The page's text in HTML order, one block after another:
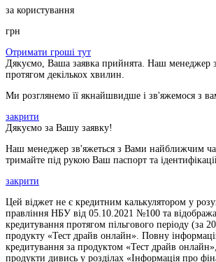
за користування
грн
Отримати гроші тут
Дякуємо, Ваша заявка прийнята. Наш менеджер
протягом декількох хвилин.
Ми розглянемо її якнайшвидше і зв'яжемося з
закрити
Дякуємо за Вашу заявку!
Наш менеджер зв'яжеться з Вами найближчим
тримайте під рукою Ваш паспорт та
закрити
Цей віджет не є кредитним калькулятором у
правління НБУ від 05.10.2021 №100 та
кредитування протягом пільгового періоду (за
продукту «Тест драйв онлайн». Повну
кредитування за продуктом «Тест драйв
продукти дивись у розділах «Інформація про